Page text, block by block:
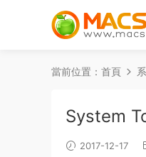
當前位置： 首頁
System
2017-12-17